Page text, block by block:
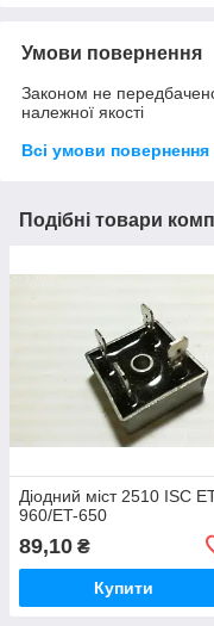
Умови повернення
Законом не
належної якості
Всі умови повернення
Подібні товари
Діодний міст 2510 ISC
960/ET-650
89,10 ₴
Купити